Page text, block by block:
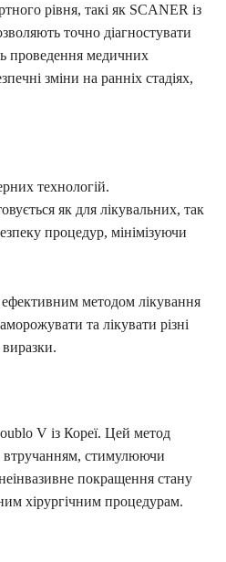
рівня, такі як SCANER із
точно діагностувати
проведення медичних
зміни на ранніх стадіях,
технологій.
як для лікувальних, так
процедур, мінімізуючи
ефективним методом лікування
та лікувати різні
V із Кореї. Цей метод
втручанням, стимулюючи
покращення стану
хірургічним процедурам.